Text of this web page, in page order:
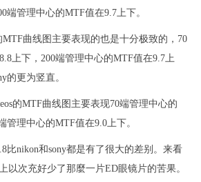
端管理中心的MTF值在9.7上下。
MTF曲线图主要表现的也是十分极致的，70
上下，200端管理中心的MTF值在9.7上
的更为竖直。
的MTF曲线图主要表现70端管理中心的
管理中心的MTF值在9.0上下。
比nikon和sony都是有了很大的差别。来看
以次充好少了那麼一片ED眼镜片的苦果。